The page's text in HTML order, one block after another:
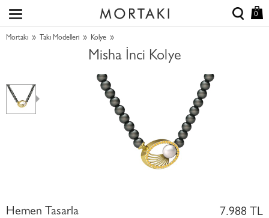
0
Mortakı » Takı Modelleri » Kolye »
Misha İnci Kolye
Hemen Tasarla 7.988 TL